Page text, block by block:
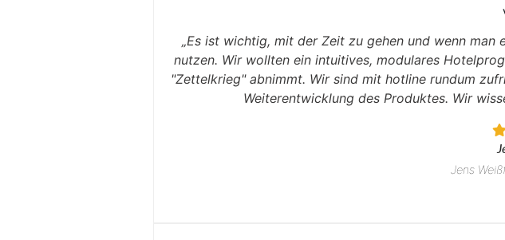
„Es ist wichtig, mit der Zeit zu gehen und wenn
nutzen. Wir wollten ein intuitives, modulares
"Zettelkrieg" abnimmt. Wir sind mit hotline rundum
Weiterentwicklung des Produktes. Wir
Jens